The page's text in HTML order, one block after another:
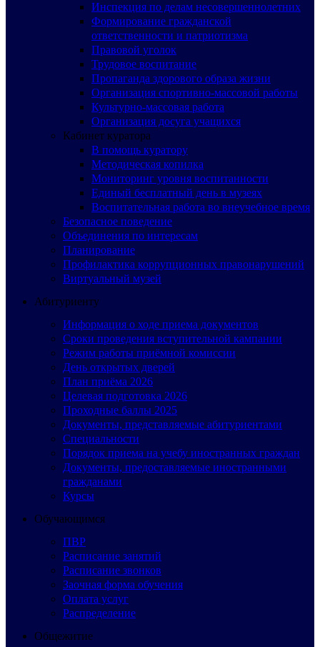
Инспекция по делам несовершеннолетних
Формирование гражданской
ответственности и патриотизма
Правовой уголок
Трудовое воспитание
Пропаганда здорового образа жизни
Организация спортивно-массовой работы
Культурно-массовая работа
Организация досуга учащихся
Кабинет куратора
В помощь куратору
Методическая копилка
Мониторинг уровня воспитанности
Единый бесплатный день в музеях
Воспитательная работа во внеучебное время
Безопасное поведение
Объединения по интересам
Планирование
Профилактика коррупционных правонарушений
Виртуальный музей
Абитуриенту
Информация о ходе приема документов
Сроки проведения вступительной кампании
Режим работы приёмной комиссии
День открытых дверей
План приёма 2026
Целевая подготовка 2026
Проходные баллы 2025
Документы, представляемые абитуриентами
Специальности
Порядок приема на учебу иностранных граждан
Документы, предоставляемые иностранными
гражданами
Курсы
Обучающимся
ПВР
Расписание занятий
Расписание звонков
Заочная форма обучения
Оплата услуг
Распределение
Общежитие